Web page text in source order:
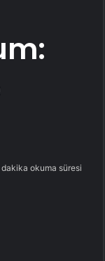
dakika okuma süresi